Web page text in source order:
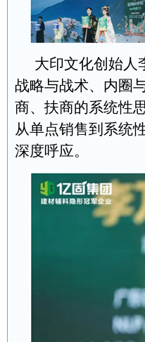
大印文化创始人
战略与战术、内圈
商、扶商的系统性
从单点销售到系统
深度呼应。